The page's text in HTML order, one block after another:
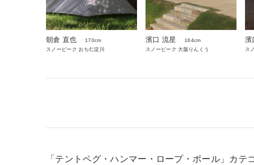
朝倉 直也
170cm
スノーピーク おち仁淀川
濱口 流星
164cm
スノーピーク 大阪りんくう
濱
ス
「テントペグ・ハンマー・ロープ・ポール」カテ